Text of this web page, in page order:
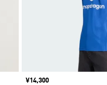
価格
¥14,300